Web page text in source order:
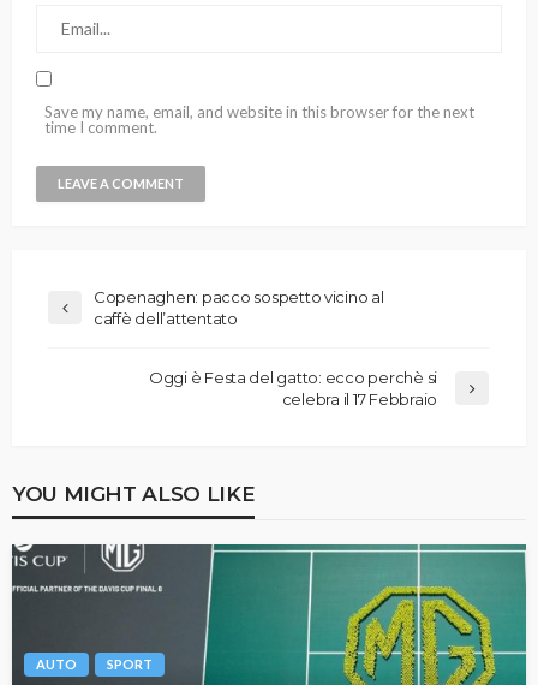
Save my name, email, and website in this browser for the next
time I comment.
Copenaghen: pacco sospetto vicino al
caffè dell’attentato
Oggi è Festa del gatto: ecco perchè si
celebra il 17 Febbraio
YOU MIGHT ALSO LIKE
AUTO SPORT